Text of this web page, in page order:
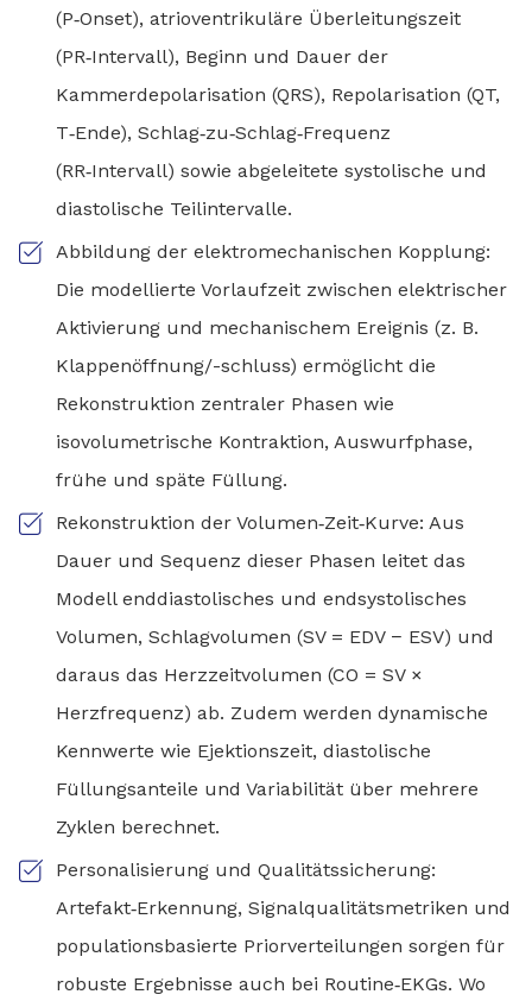
(P‑Onset), atrioventrikuläre Überleitungszeit
(PR‑Intervall), Beginn und Dauer der
Kammerdepolarisation (QRS), Repolarisation (QT,
T‑Ende), Schlag‑zu‑Schlag‑Frequenz
(RR‑Intervall) sowie abgeleitete systolische und
diastolische Teilintervalle.
Abbildung der elektromechanischen Kopplung:
Die modellierte Vorlaufzeit zwischen elektrischer
Aktivierung und mechanischem Ereignis (z. B.
Klappenöffnung/-schluss) ermöglicht die
Rekonstruktion zentraler Phasen wie
isovolumetrische Kontraktion, Auswurfphase,
frühe und späte Füllung.
Rekonstruktion der Volumen‑Zeit‑Kurve: Aus
Dauer und Sequenz dieser Phasen leitet das
Modell enddiastolisches und endsystolisches
Volumen, Schlagvolumen (SV = EDV − ESV) und
daraus das Herzzeitvolumen (CO = SV ×
Herzfrequenz) ab. Zudem werden dynamische
Kennwerte wie Ejektionszeit, diastolische
Füllungsanteile und Variabilität über mehrere
Zyklen berechnet.
Personalisierung und Qualitätssicherung:
Artefakt‑Erkennung, Signalqualitätsmetriken und
populationsbasierte Priorverteilungen sorgen für
robuste Ergebnisse auch bei Routine‑EKGs. Wo